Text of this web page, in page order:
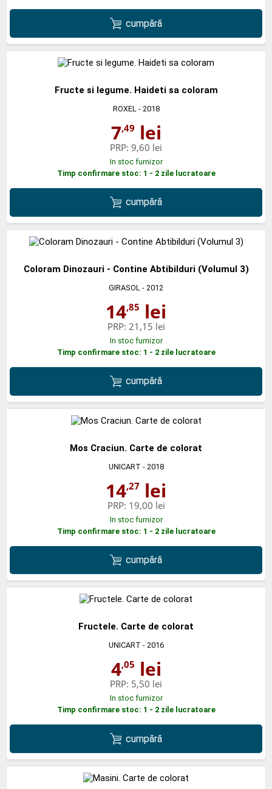
cumpără
Fructe si legume. Haideti sa coloram
ROXEL- 2018
7,49 lei
PRP: 9,60 lei
In stoc furnizor
Timp confirmare stoc: 1 - 2 zile lucratoare
cumpără
Coloram Dinozauri - Contine Abtibilduri (Volumul 3)
GIRASOL - 2012
14,85 lei
PRP: 21,15 lei
In stoc furnizor
Timp confirmare stoc: 1 - 2 zile lucratoare
cumpără
Mos Craciun. Carte de colorat
UNICART - 2018
14,27 lei
PRP: 19,00 lei
In stoc furnizor
Timp confirmare stoc: 1 - 2 zile lucratoare
cumpără
Fructele. Carte de colorat
UNICART - 2016
4,05 lei
PRP: 5,50 lei
In stoc furnizor
Timp confirmare stoc: 1 - 2 zile lucratoare
cumpără